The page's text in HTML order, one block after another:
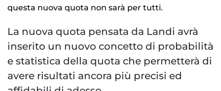
questa nuova quota non sarà per tutti.
La nuova quota pensata da Landi avrà
inserito un nuovo concetto di probabilità
e statistica della quota che permetterà di
avere risultati ancora più precisi ed